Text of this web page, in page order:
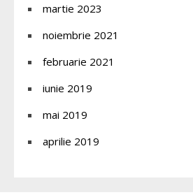
martie 2023
noiembrie 2021
februarie 2021
iunie 2019
mai 2019
aprilie 2019